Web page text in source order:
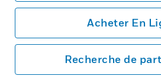
Acheter En
Recherche de